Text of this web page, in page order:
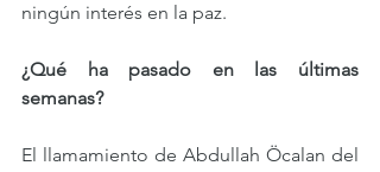
ningún interés en la paz.
¿Qué ha pasado en las últimas
semanas?
El llamamiento de Abdullah Öcalan del